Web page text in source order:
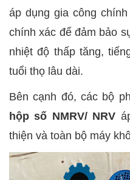
áp dụng gia công
chính xác để đảm bảo
nhiệt độ thấp tăng,
tuổi thọ lâu dài.
Bên cạnh đó, các bộ
hộp số NMRV/ NRV
thiện và toàn bộ máy